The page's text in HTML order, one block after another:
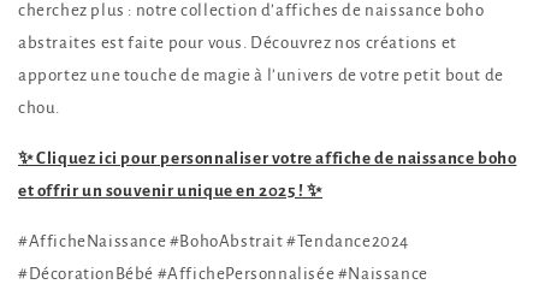
cherchez plus : notre collection d’affiches de naissance boho
abstraites est faite pour vous. Découvrez nos créations et
apportez une touche de magie à l’univers de votre petit bout de
chou.
✨ Cliquez ici pour personnaliser votre affiche de naissance boho
et offrir un souvenir unique en 2025 ! ✨
#AfficheNaissance #BohoAbstrait #Tendance2024
#DécorationBébé #AffichePersonnalisée #Naissance